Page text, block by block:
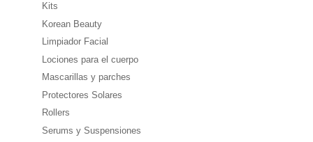
Kits
Korean Beauty
Limpiador Facial
Lociones para el cuerpo
Mascarillas y parches
Protectores Solares
Rollers
Serums y Suspensiones